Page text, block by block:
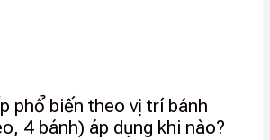
phổ biến theo vị trí bánh
4 bánh) áp dụng khi nào?